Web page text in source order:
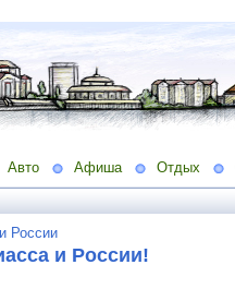
Авто Афиша Отдых
России
и России!